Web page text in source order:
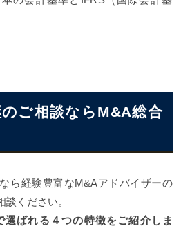
ご相談ならM&A総合
ら経験豊富なM&Aアドバイザーの
ください。
ばれる４つの特徴をご紹介しま